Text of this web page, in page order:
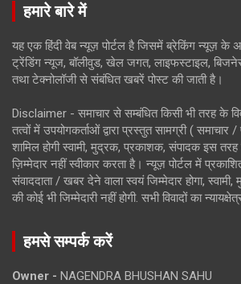
हमारे बारे में
यह एक हिंदी वेब न्यूज़ पोर्टल है जिसमें ब्रेकिंग न्यूज़ के
ट्रेंडिंग न्यूज, बॉलीवुड, खेल जगत, लाइफस्टाइल,
तथा टेक्नोलॉजी से संबंधित खबरें पोस्ट की जाती है।
Disclaimer - समाचार से सम्बंधित किसी भी तरह के
तत्वों में उपयोगकर्ताओं द्वारा प्रस्तुत सामग्री ( समाचार
शामिल होगी स्वामी, मुद्रक, प्रकाशक, संपादक इस
ज़िम्मेदार नहीं स्वीकार करता है। न्यूज़ पोर्टल में
संवाददाता / खबर देने वाला स्वयं जिम्मेदार होगा,
की कोई भी जिम्मेदारी नहीं होगी. सभी विवादों का
हमसे सम्पर्क करें
Owner - NAGENDRA BHUSHAN SAHU